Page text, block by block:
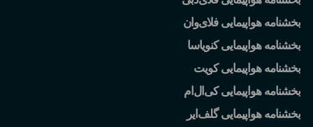
بخشنامه هواپیمایی فلایوان
بخشنامه هواپیمایی کنویاسا
بخشنامه هواپیمایی کویت
بخشنامه هواپیمایی کی ال ام
بخشنامه هواپیمایی گلف ایر